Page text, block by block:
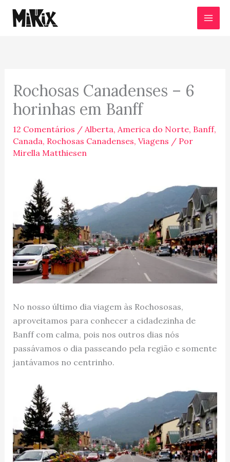
para
Rochosas Canadenses – 6
horinhas em Banff
12 Comentários / Alberta, America do Norte, Banff,
Canada, Rochosas Canadenses, Viagens / Por
Mirella Matthiesen
No nosso último dia viagem às Rochososas,
aproveitamos para conhecer a cidadezinha de
Banff com calma, pois nos outros dias nós
passávamos o dia passeando pela região e somente
jantávamos no centrinho.